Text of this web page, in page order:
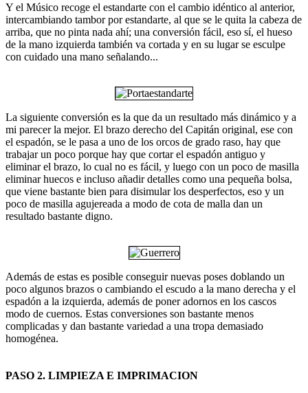
Y el Músico recoge el estandarte con el cambio idéntico al anterior,
intercambiando tambor por estandarte, al que se le quita la cabeza de
arriba, que no pinta nada ahí; una conversión fácil, eso sí, el hueso
de la mano izquierda también va cortada y en su lugar se esculpe
con cuidado una mano señalando...
La siguiente conversión es la que da un resultado más dinámico y a
mi parecer la mejor. El brazo derecho del Capitán original, ese con
el espadón, se le pasa a uno de los orcos de grado raso, hay que
trabajar un poco porque hay que cortar el espadón antiguo y
eliminar el brazo, lo cual no es fácil, y luego con un poco de masilla
eliminar huecos e incluso añadir detalles como una pequeña bolsa,
que viene bastante bien para disimular los desperfectos, eso y un
poco de masilla agujereada a modo de cota de malla dan un
resultado bastante digno.
Además de estas es posible conseguir nuevas poses doblando un
poco algunos brazos o cambiando el escudo a la mano derecha y el
espadón a la izquierda, además de poner adornos en los cascos
modo de cuernos. Estas conversiones son bastante menos
complicadas y dan bastante variedad a una tropa demasiado
homogénea.
PASO 2. LIMPIEZA E IMPRIMACION